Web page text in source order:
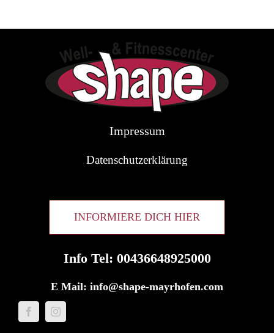
Impressum
Datenschutzerklärung
INFORMIERE DICH HIER
Info Tel: 00436648925000
E Mail: info@shape-mayrhofen.com